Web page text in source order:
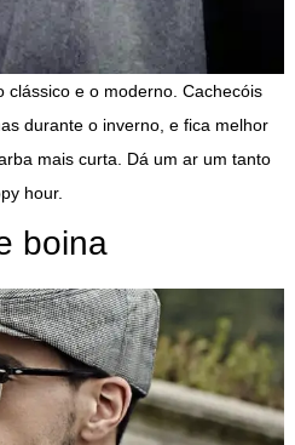
clássico e o moderno. Cachecóis
durante o inverno, e fica melhor
mais curta. Dá um ar um tanto
hour.
boina